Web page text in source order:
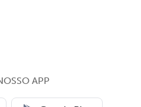
APP